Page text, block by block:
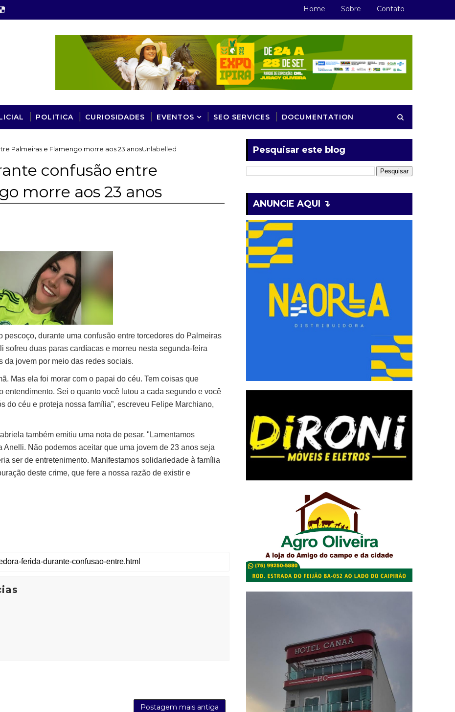
Home Sobre Contato
POLITICA CURIOSIDADES EVENTOS SEO SERVICES DOCUMENTATION
Unlabelled
Palmeiras e Flamengo morre aos 23 anos
confusão entre
morre aos 23 anos
durante uma confusão entre torcedores do Palmeiras
duas paras cardíacas e morreu nesta segunda-feira
da jovem por meio das redes sociais.
Mas ela foi morar com o papai do céu. Tem coisas que
entendimento. Sei o quanto você lutou a cada segundo e você
do céu e proteja nossa família”, escreveu Felipe Marchiano,
também emitiu uma nota de pesar. "Lamentamos
Anelli. Não podemos aceitar que uma jovem de 23 anos seja
ser de entretenimento. Manifestamos solidariedade à família
deste crime, que fere a nossa razão de existir e
Postagem mais antiga
Pesquisar este blog
ANUNCIE AQUI ↴